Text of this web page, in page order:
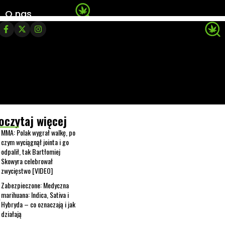
O nas
więcej
MMA: Polak wygrał walkę, po
czym wyciągnął jointa i go
odpalił, tak Bartłomiej
Skowyra celebrował
zwycięstwo [VIDEO]
Zabezpieczone: Medyczna
marihuana: Indica, Sativa i
Hybryda – co oznaczają i jak
działają